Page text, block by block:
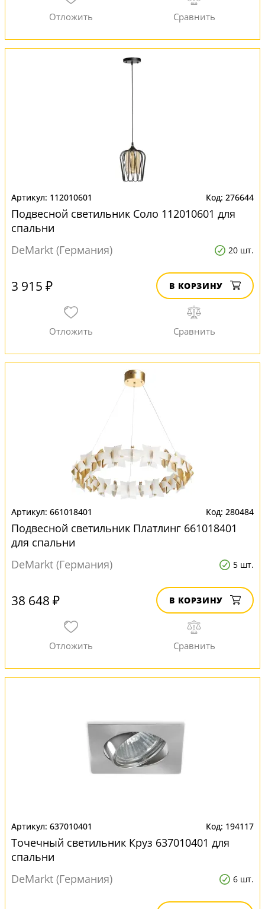
112010601 276644
Подвесной светильник Соло 112010601 для
спальни
DeMarkt (Германия)
20 шт.
3 915 ₽ В КОРЗИНУ
661018401 280484
Подвесной светильник Платлинг 661018401
для спальни
DeMarkt (Германия)
5 шт.
38 648 ₽ В КОРЗИНУ
637010401 194117
Точечный светильник Круз 637010401 для
спальни
DeMarkt (Германия)
6 шт.